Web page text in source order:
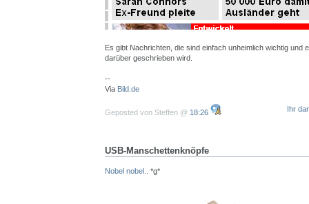
Es gibt Nachrichten, die sind einfach unheimlich wichtig und
darüber geschrieben wird.
--
Via Bild.de
Geposted von Steffen @ 18:26 Ihr
USB-Manschettenknöpfe
Nobel nobel.. *g*